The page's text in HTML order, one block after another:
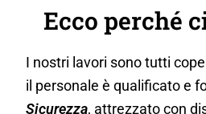
Ecco perché
I nostri lavori sono tutti
il personale è qualificato e
Sicurezza, attrezzato con